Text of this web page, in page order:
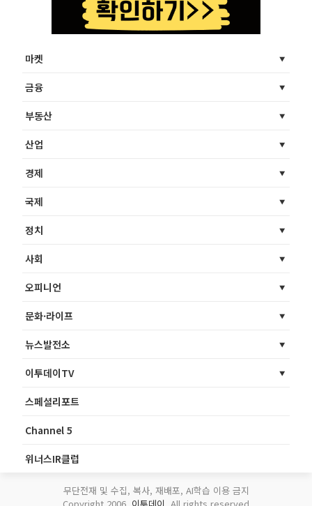
마켓
금융
부동산
산업
경제
국제
정치
사회
오피니언
문화·라이프
뉴스발전소
이투데이TV
스페셜리포트
Channel 5
위너스IR클럽
무단전재 및 수집, 복사, 재배포, AI학습 이용 금지